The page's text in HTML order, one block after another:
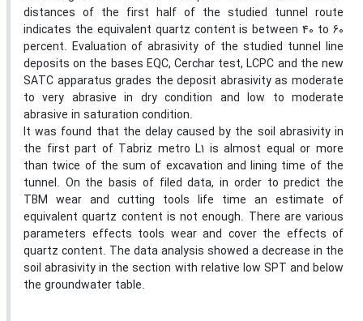
distances of the first half of the studied tunnel route
indicates the equivalent quartz content is between 40 to 60
percent. Evaluation of abrasivity of the studied tunnel line
deposits on the bases EQC, Cerchar test, LCPC and the new
SATC apparatus grades the deposit abrasivity as moderate
to very abrasive in dry condition and low to moderate
abrasive in saturation condition.
It was found that the delay caused by the soil abrasivity in
the first part of Tabriz metro L1 is almost equal or more
than twice of the sum of excavation and lining time of the
tunnel. On the basis of filed data, in order to predict the
TBM wear and cutting tools life time an estimate of
equivalent quartz content is not enough. There are various
parameters effects tools wear and cover the effects of
quartz content. The data analysis showed a decrease in the
soil abrasivity in the section with relative low SPT and below
the groundwater table.